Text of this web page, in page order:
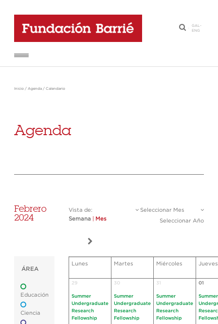
·
GAL-
ENG
Inicio / Agenda / Calendario
Agenda
Febrero
2024
Vista de:
Semana
Mes
Seleccionar Mes
Seleccionar Año
ÁREA
Educación
Ciencia
Lunes Martes Miércoles Jueves
29
Summer
Undergraduate
Research
Fellowship
30
Summer
Undergraduate
Research
Fellowship
31
Summer
Undergraduate
Research
Fellowship
01
Summer